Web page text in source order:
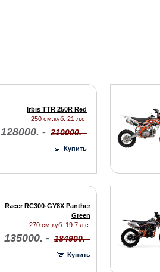
Irbis TTR 250R Red
250 см.куб. 21 л.с.
128000. - 210000. -
Купить
Racer RC300-GY8X Panther
Green
270 см.куб. 19.7 л.с.
135000. - 184900. -
Купить